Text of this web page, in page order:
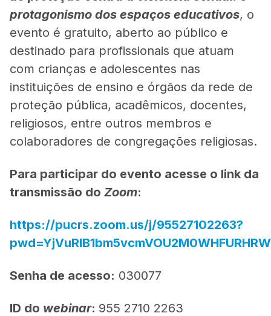
protagonismo dos espaços educativos, o
evento é gratuito, aberto ao público e
destinado para profissionais que atuam
com crianças e adolescentes nas
instituições de ensino e órgãos da rede de
proteção pública, acadêmicos, docentes,
religiosos, entre outros membros e
colaboradores de congregações religiosas.
Para participar do evento acesse o link da
transmissão do Zoom:
https://pucrs.zoom.us/j/95527102263?
Senha de acesso: 030077
ID do webinar: 955 2710 2263